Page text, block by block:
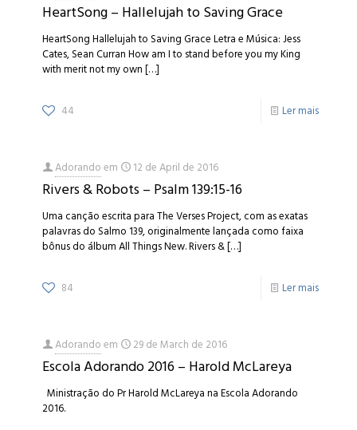
HeartSong – Hallelujah to Saving Grace
HeartSong Hallelujah to Saving Grace Letra e Música: Jess
Cates, Sean Curran How am I to stand before you my King
with merit not my own[…]
44 Ler mais
Adorandoem 12 de April de 2016
Rivers & Robots – Psalm 139:15-16
Uma canção escrita para The Verses Project, com as exatas
palavras do Salmo 139, originalmente lançada como faixa
bônus do álbum All Things New. Rivers &[…]
84 Ler mais
Adorandoem 29 de March de 2016
Escola Adorando 2016 – Harold McLareya
Ministração do Pr Harold McLareya na Escola Adorando
2016.